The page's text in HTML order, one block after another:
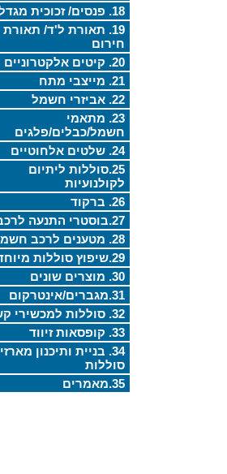
18. פנסים/ זכוכית מגדלת
19. תאורת ל'ד/ תאורת
חירום
20. קיטים אלקטרוניים
21. מייצבי מתח
22. אביזרי חשמל
23. מתאמי
חשמל/כבלים/פלגים
24. שלטים אלחוטיים
25.סוללות ליתיום
לקולנועיות
26. ברקוד
27.בוסטרי התנעה לרכב
28. מטענים לרכב חשמלי
29.שיפוץ סוללות מיוחדות
30. מוצרים שונים
31.מגברים/אינטרקום
32. סוללות למכשירי קשר
33. קופסאות זיווד
34. בניית ותיכנון מארזי
סוללות
35.מאמרים